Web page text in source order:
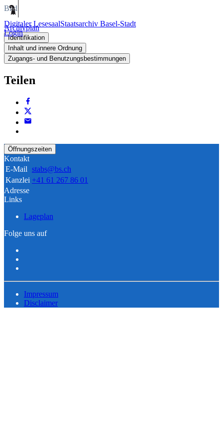
Digitaler LesesaalStaatsarchiv Basel-Stadt
Login
Bild
Archivplan
Identifikation
Inhalt und innere Ordnung
Zugangs- und Benutzungsbestimmungen
Teilen
Öffnungszeiten
Kontakt
E-Mail stabs@bs.ch
Kanzlei +41 61 267 86 01
Adresse
Links
Lageplan
Folge uns auf
Impressum
Disclaimer